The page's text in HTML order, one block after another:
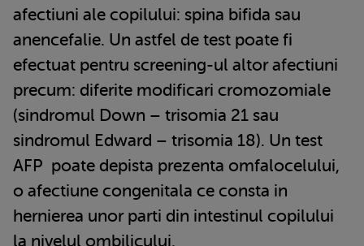
afectiuni ale copilului: spina bifida sau
anencefalie. Un astfel de test poate fi
efectuat pentru screening-ul altor afectiuni
precum: diferite modificari cromozomiale
(sindromul Down – trisomia 21 sau
sindromul Edward – trisomia 18). Un test
AFP poate depista prezenta omfalocelului,
o afectiune congenitala ce consta in
hernierea unor parti din intestinul copilului
la nivelul ombilicului.